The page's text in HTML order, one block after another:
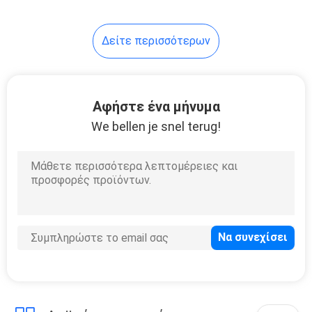
μπροστινή φρουρά
καθηκόντων
Δείτε περισσότερων
Αφήστε ένα μήνυμα
We bellen je snel terug!